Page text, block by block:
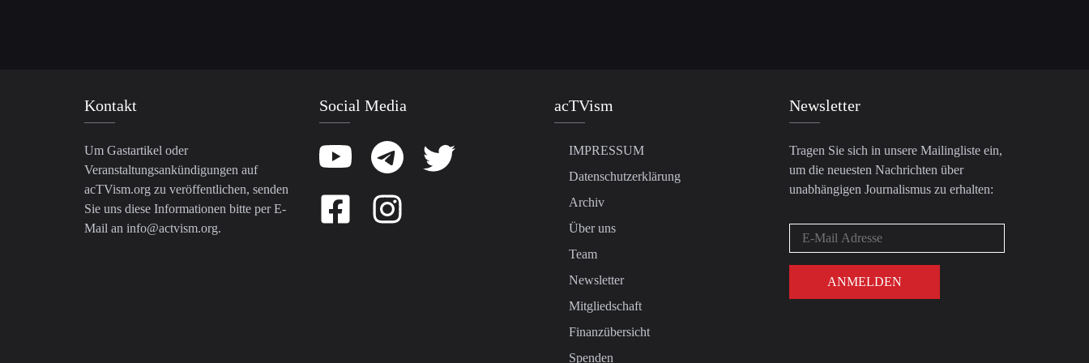
Kontakt
Um Gastartikel oder
Veranstaltungsankündigungen auf
acTVism.org zu veröffentlichen, senden
Sie uns diese Informationen bitte per E-
Mail an info@actvism.org.
Social Media acTVism
IMPRESSUM
Datenschutzerklärung
Archiv
Über uns
Team
Newsletter
Mitgliedschaft
Finanzübersicht
Spenden
Newsletter
Tragen Sie sich in unsere Mailingliste ein,
um die neuesten Nachrichten über
unabhängigen Journalismus zu erhalten: